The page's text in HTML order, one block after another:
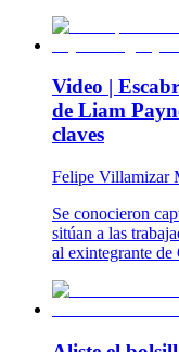
Video |
de Liam
claves
Felipe Villamizar
Se conocieron
sitúan a las
al exintegrante